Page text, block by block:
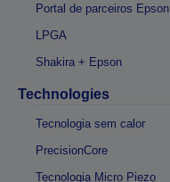
Portal de parceiros Epson
LPGA
Shakira + Epson
Technologies
Tecnologia sem calor
PrecisionCore
Tecnologia Micro Piezo